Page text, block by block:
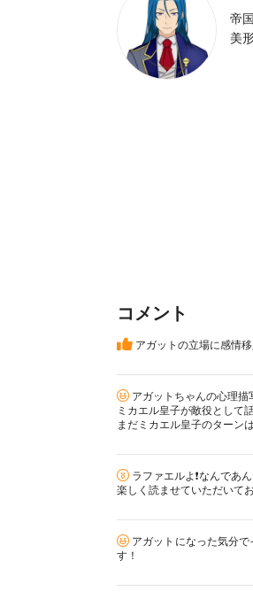
帝
美
コメント
アガットの立場に感情
アガットちゃんの心理
ミカエル皇子が敵役として
まだミカエル皇子のターン
ラファエルよ❗なんであ
楽しく読ませていただいて
アガットになった気分
す！